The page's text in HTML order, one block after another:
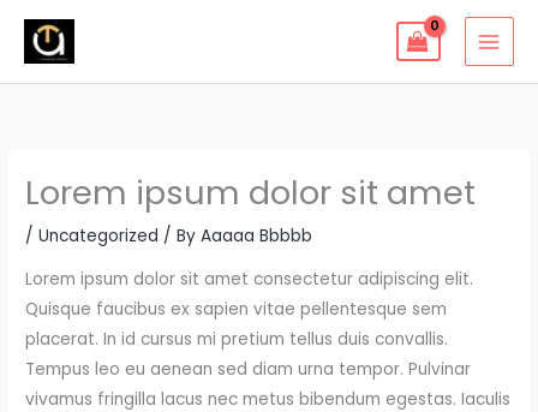
Skip
Lorem ipsum dolor sit amet
/Uncategorized / ByAaaaa Bbbbb
Lorem ipsum dolor sit amet consectetur adipiscing elit.
Quisque faucibus ex sapien vitae pellentesque sem
placerat. In id cursus mi pretium tellus duis convallis.
Tempus leo eu aenean sed diam urna tempor. Pulvinar
vivamus fringilla lacus nec metus bibendum egestas. Iaculis